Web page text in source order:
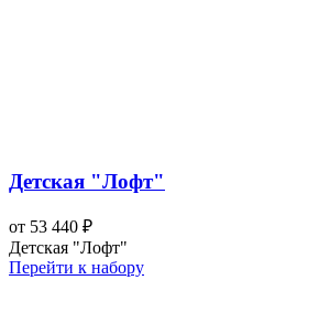
Детская "Лофт"
от 53 440 ₽
Детская "Лофт"
Перейти к набору